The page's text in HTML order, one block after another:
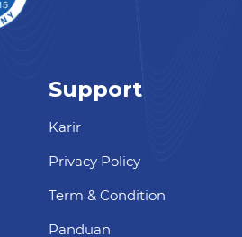
Support
Karir
Privacy Policy
Term & Condition
Panduan